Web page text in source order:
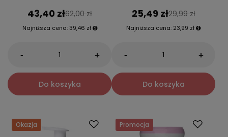
43,40 zł62,00 zł
Najniższa cena: 39,46 zł
- +
Do koszyka
25,49 zł29,99 zł
Najniższa cena: 23,99 zł
- +
Do koszyka
Okazja Promocja